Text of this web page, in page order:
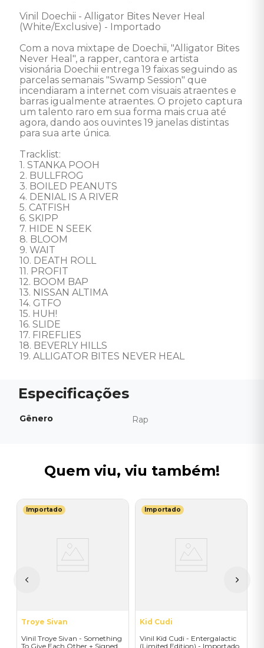
Vinil Doechii - Alligator Bites Never Heal
(White/Exclusive) - Importado
Com a nova mixtape de Doechii, "Alligator Bites
Never Heal", a rapper, cantora e artista
visionária Doechii entrega 19 faixas seguindo as
parcelas semanais "Swamp Session" que
incendiaram a internet com visuais atraentes e
barras igualmente atraentes. O projeto captura
um talento raro em sua forma mais crua até
agora, dando aos ouvintes 19 janelas distintas
para sua arte única.
Tracklist:
1. STANKA POOH
2. BULLFROG
3. BOILED PEANUTS
4. DENIAL IS A RIVER
5. CATFISH
6. SKIPP
7. HIDE N SEEK
8. BLOOM
9. WAIT
10. DEATH ROLL
11. PROFIT
12. BOOM BAP
13. NISSAN ALTIMA
14. GTFO
15. HUH!
16. SLIDE
17. FIREFLIES
18. BEVERLY HILLS
19. ALLIGATOR BITES NEVER HEAL
Gênero Rap
Quem viu, viu também!
Importado
Troye Sivan
Vinil Troye Sivan - Something
To Give Each Other + Signed
Importado
Kid Cudi
Vinil Kid Cudi - Entergalactic
(Limited Edition) - Importado